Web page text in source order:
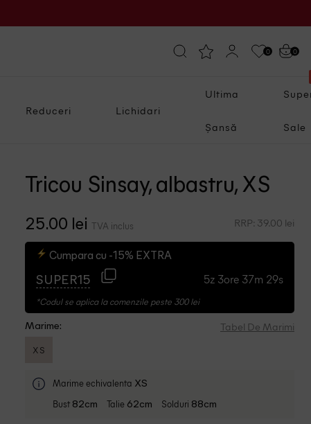
0 0
Reduceri Lichidari
Ultima
Șansă Sale
Tricou Sinsay, albastru, XS
25.00 lei TVA inclus RRP: 39.00 lei
Cumpara cu -15% EXTRA
SUPER15 5z 3ore 37m 28s
*Codul se aplica la comenzile peste 300 lei
Marime: Tabel De Marimi
XS
Marime echivalenta XS
Bust 82cm Talie 62cm Solduri 88cm